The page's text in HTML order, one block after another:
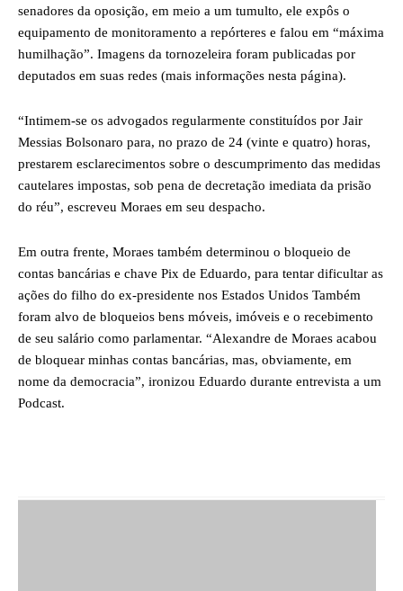
senadores da oposição, em meio a um tumulto, ele expôs o
equipamento de monitoramento a repórteres e falou em “máxima
humilhação”. Imagens da tornozeleira foram publicadas por
deputados em suas redes (mais informações nesta página).
“Intimem-se os advogados regularmente constituídos por Jair
Messias Bolsonaro para, no prazo de 24 (vinte e quatro) horas,
prestarem esclarecimentos sobre o descumprimento das medidas
cautelares impostas, sob pena de decretação imediata da prisão
do réu”, escreveu Moraes em seu despacho.
Em outra frente, Moraes também determinou o bloqueio de
contas bancárias e chave Pix de Eduardo, para tentar dificultar as
ações do filho do ex-presidente nos Estados Unidos Também
foram alvo de bloqueios bens móveis, imóveis e o recebimento
de seu salário como parlamentar. “Alexandre de Moraes acabou
de bloquear minhas contas bancárias, mas, obviamente, em
nome da democracia”, ironizou Eduardo durante entrevista a um
Podcast.